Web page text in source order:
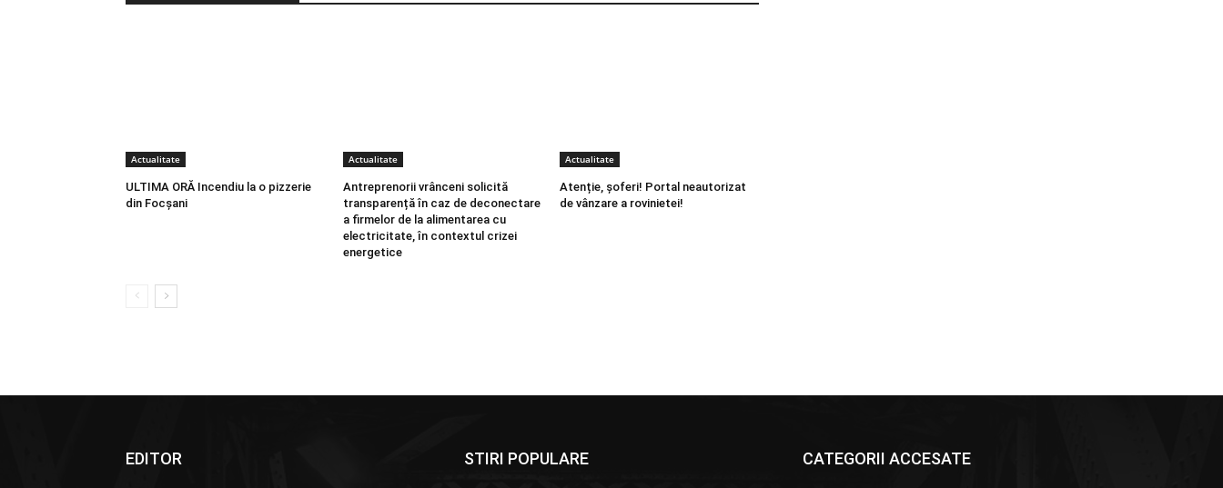
Actualitate
ULTIMA ORĂ Incendiu la o pizzerie
din Focșani
Actualitate
Antreprenorii vrânceni solicită
transparență în caz de deconectare
a firmelor de la alimentarea cu
electricitate, în contextul crizei
energetice
Actualitate
Atenție, șoferi! Portal neautorizat
de vânzare a rovinietei!
EDITOR STIRI POPULARE CATEGORII ACCESATE